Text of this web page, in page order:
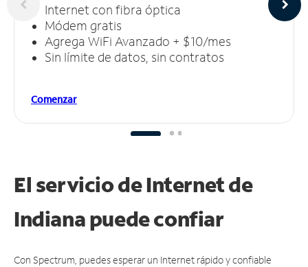
Internet con fibra óptica
Módem gratis
Agrega WiFi Avanzado + $10/mes
Sin límite de datos, sin contratos
Comenzar
El servicio de Internet de
Indiana puedeconfiar
Con Spectrum, puedes esperar un Internet rápido y confiable